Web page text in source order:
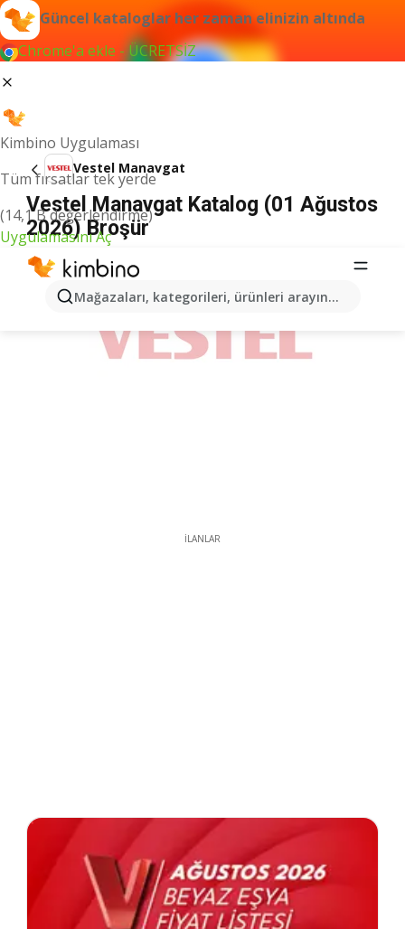
Güncel kataloglar her zaman elinizin altında
Chrome'a ekle - ÜCRETSİZ
Kimbino Uygulaması
Tüm fırsatlar tek yerde
(14,1 B değerlendirme)
Uygulamasını Aç
Mağazaları, kategorileri, ürünleri arayın...
Vestel Manavgat
Vestel Manavgat Katalog (01 Ağustos
2026) Broşür
İLANLAR